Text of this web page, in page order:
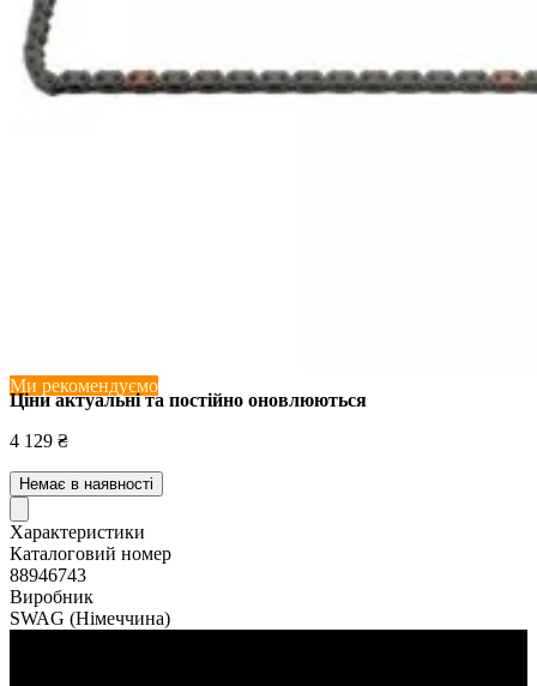
Ми рекомендуємо
Ціни актуальні та постійно оновлюються
4 129 ₴
Немає в наявності
Характеристики
Каталоговий номер
88946743
Виробник
SWAG (Німеччина)